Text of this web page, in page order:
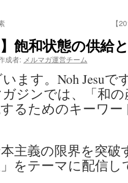
【
】飽和状態の供
成者: メルマガ運営チーム
ます。Noh Jesuで
ジンでは、「和
るためのキーワ
主義の限界を突破
をテーマに配信し